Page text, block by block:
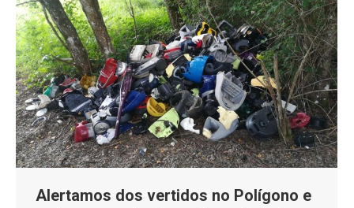
Alertamos dos vertidos no Polígono e